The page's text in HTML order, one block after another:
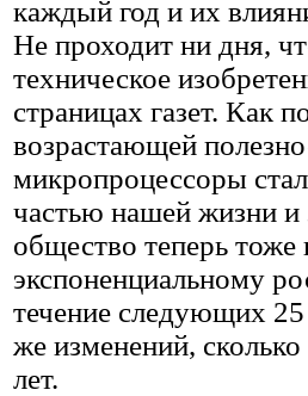
каждый год и их
Не проходит ни дня,
техническое
страницах газет. Как
возрастающей
микропроцессоры
частью нашей жизни и
общество теперь тоже
экспоненциальному
течение следующих
же изменений,
лет.